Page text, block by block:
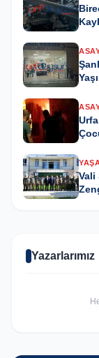
Vali
Yazarlarımız
GÜNCEL